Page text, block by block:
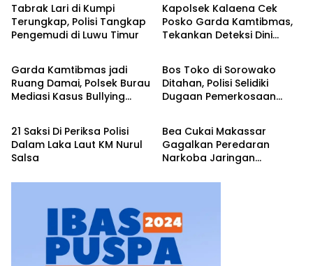
Tabrak Lari di Kumpi
Terungkap, Polisi Tangkap
Pengemudi di Luwu Timur
Kapolsek Kalaena Cek
Posko Garda Kamtibmas,
Tekankan Deteksi Dini
Input Hukrim
Garda Kamtibmas jadi
Ruang Damai, Polsek Burau
Mediasi Kasus Bullying
Input Hukrim
Bos Toko di Sorowako
Ditahan, Polisi Selidiki
Dugaan Pemerkosaan
Input Hukrim
21 Saksi Di Periksa Polisi
Dalam Laka Laut KM Nurul
Salsa
Input Hukrim
Bea Cukai Makassar
Gagalkan Peredaran
Narkoba Jaringan